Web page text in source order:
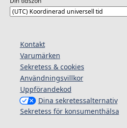
Kontakt
Varumärken
Sekretess & cookies
Användningsvillkor
Uppförandekod
Dina sekretessalternativ
Sekretess för konsumenthälsa